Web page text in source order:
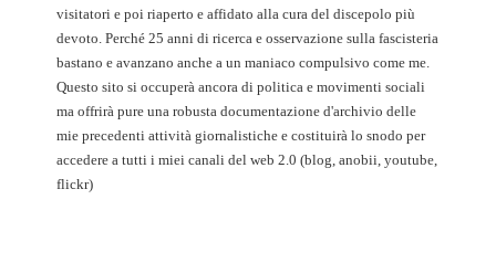
visitatori e poi riaperto e affidato alla cura del discepolo più
devoto. Perché 25 anni di ricerca e osservazione sulla fascisteria
bastano e avanzano anche a un maniaco compulsivo come me.
Questo sito si occuperà ancora di politica e movimenti sociali
ma offrirà pure una robusta documentazione d'archivio delle
mie precedenti attività giornalistiche e costituirà lo snodo per
accedere a tutti i miei canali del web 2.0 (blog, anobii, youtube,
flickr)